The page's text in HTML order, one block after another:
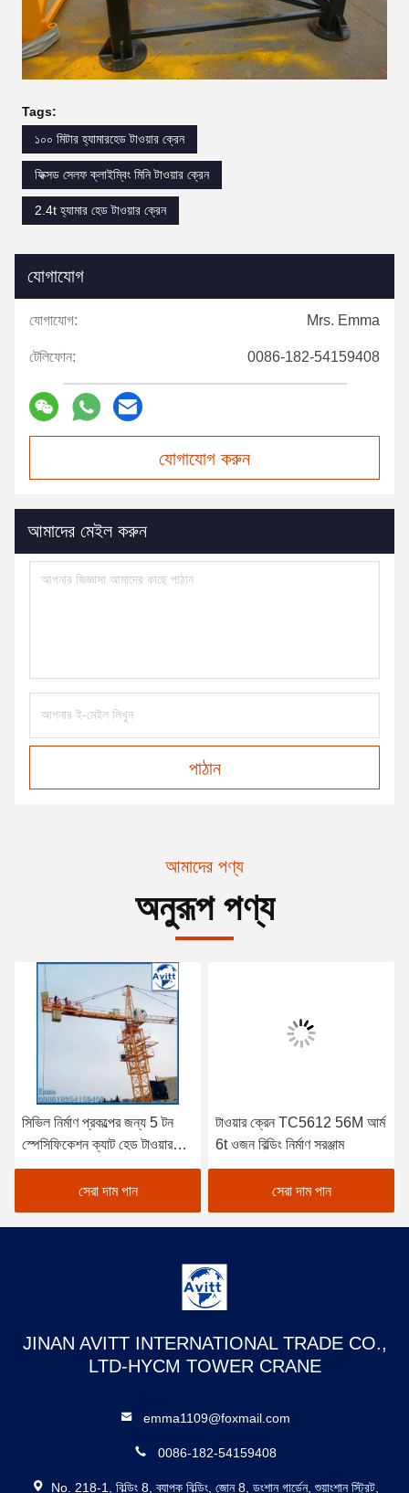
Tags:
১০০ মিটার হ্যামারহেড টাওয়ার ক্রেন
ফিক্সড সেলফ ক্লাইম্বিং মিনি টাওয়ার ক্রেন
2.4t হ্যামার হেড টাওয়ার ক্রেন
যোগাযোগ
যোগাযোগ: Mrs. Emma
টেলিফোন: 0086-182-54159408
যোগাযোগ করুন
আমাদের মেইল করুন
পাঠান
আমাদের পণ্য
অনুরূপ পণ্য
সিভিল নির্মাণ প্রকল্পের জন্য 5 টন
স্পেসিফিকেশন ক্যাট হেড টাওয়ার
ক্রেন
সেরা দাম পান
টাওয়ার ক্রেন TC5612 56M আর্ম
6t ওজন বিল্ডিং নির্মাণ সরঞ্জাম
সেরা দাম পান
JINAN AVITT INTERNATIONAL TRADE CO.,
LTD-HYCM TOWER CRANE
emma1109@foxmail.com
0086-182-54159408
No. 218-1, বিল্ডিং 8, ব্যাপক বিল্ডিং, জোন 8, ডংশান গার্ডেন, শুয়াংশান স্ট্রিট,